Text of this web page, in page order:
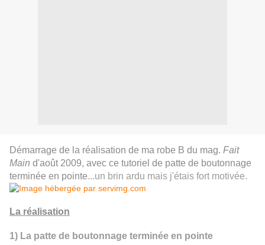
Démarrage de la réalisation de ma robe B du mag. Fait
Main d'août 2009, avec ce tutoriel de patte de boutonnage
terminée en pointe...un brin ardu mais j'étais fort motivée.
La réalisation
1) La patte de boutonnage terminée en pointe